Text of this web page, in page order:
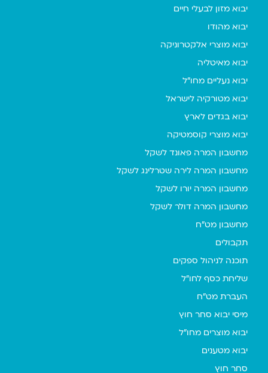
יבוא מזון לבעלי חיים
יבוא מהודו
יבוא מוצרי אלקטרוניקה
יבוא מאיטליה
יבוא נעליים מחו"ל
יבוא מטורקיה לישראל
יבוא בגדים לארץ
יבוא מוצרי קוסמטיקה
מחשבון המרה פאונד לשקל
מחשבון המרה לירה שטרלינג לשקל
מחשבון המרה יורו לשקל
מחשבון המרה דולר לשקל
מחשבון מט"ח
תקבולים
תוכנה לניהול ספקים
שליחת כסף לחו"ל
העברת מט"ח
מיסי יבוא סחר חוץ
יבוא מוצרים מחו"ל
יבוא מטענים
סחר חוץ